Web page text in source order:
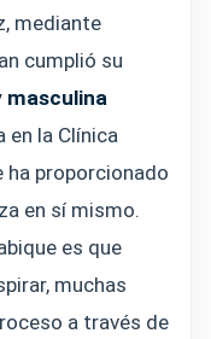
mediante
cumplió su
masculina
en la Clínica
ha proporcionado
en sí mismo.
es que
muchas
a través de